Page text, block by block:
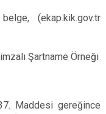
(ekap.kik.gov.tr
Şartname Örneği
gereğince